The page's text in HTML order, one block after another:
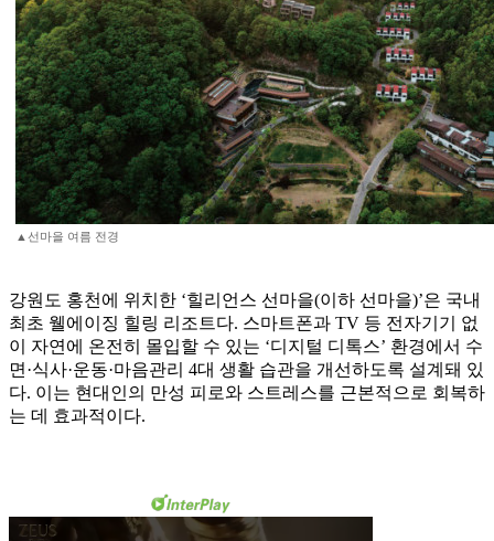
▲선마을 여름 전경
강원도 홍천에 위치한 ‘힐리언스 선마을(이하 선마을)’은 국내
최초 웰에이징 힐링 리조트다. 스마트폰과 TV 등 전자기기 없
이 자연에 온전히 몰입할 수 있는 ‘디지털 디톡스’ 환경에서 수
면·식사·운동·마음관리 4대 생활 습관을 개선하도록 설계돼 있
다. 이는 현대인의 만성 피로와 스트레스를 근본적으로 회복하
는 데 효과적이다.